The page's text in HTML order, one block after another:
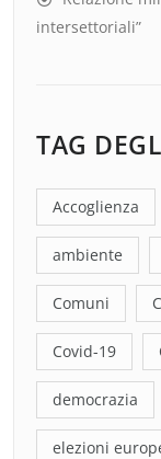
intersettoriali”
TAG
Accoglienza
ambiente
Comuni
Covid-19
democrazia
elezioni